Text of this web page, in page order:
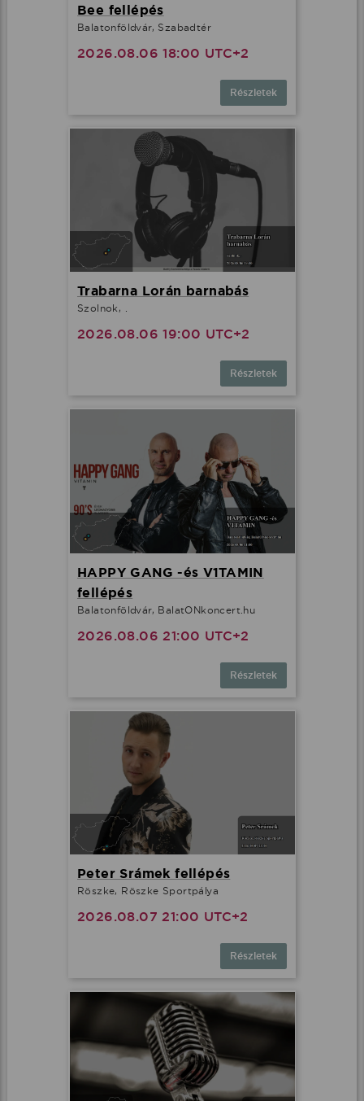
Bee fellépés
Balatonföldvár, Szabadtér
2026.08.06 18:00 UTC+2
Részletek
Trabarna Lorán barnabás
Szolnok, .
2026.08.06 19:00 UTC+2
Részletek
HAPPY GANG -és V1TAMIN
fellépés
Balatonföldvár, BalatONkoncert.hu
2026.08.06 21:00 UTC+2
Részletek
Peter Srámek fellépés
Röszke, Röszke Sportpálya
2026.08.07 21:00 UTC+2
Részletek